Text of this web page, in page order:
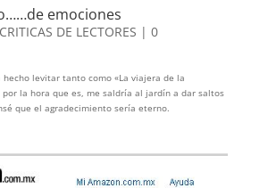
emociones
CRITICAS DE LECTORES | 0
hecho levitar tanto como «La viajera de la
por la hora que es, me saldría al jardín a dar saltos
que el agradecimiento sería eterno.